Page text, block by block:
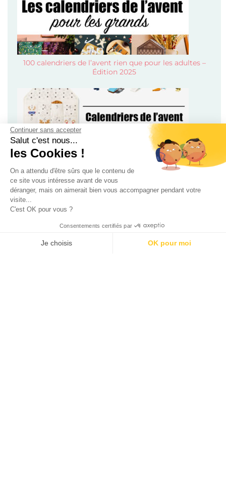
Continuer sans accepter
Salut c'est nous...
les Cookies !
On a attendu d'être sûrs que le contenu de
ce site vous intéresse avant de vous
déranger, mais on aimerait bien vous accompagner pendant votre
visite...
C'est OK pour vous ?
Consentements certifiés par
Je choisis OK pour moi
100 calendriers de l’avent rien que pour les adultes –
Édition 2025
Calendriers de l’avent pour enfant, bébé et ado 2024 !